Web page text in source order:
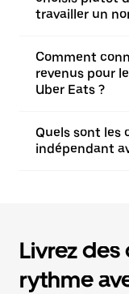
travailler un
Comment
revenus pour
Uber Eats ?
Quels sont les
indépendant
Livrez
rythme